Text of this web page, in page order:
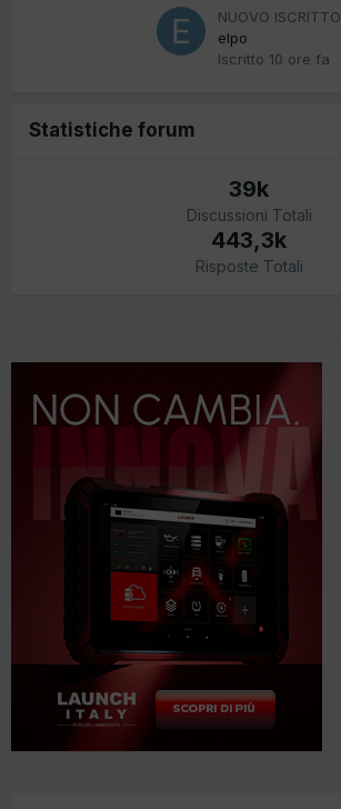
NUOVO ISCRITTO
elpo
Iscritto 10 ore fa
Statistiche forum
39k
Discussioni Totali
443,3k
Risposte Totali